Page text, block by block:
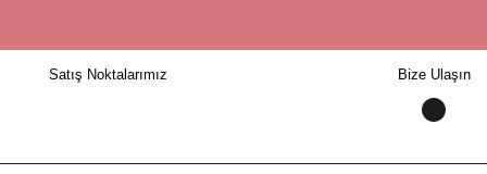
Satış Noktalarımız Bize Ulaşın